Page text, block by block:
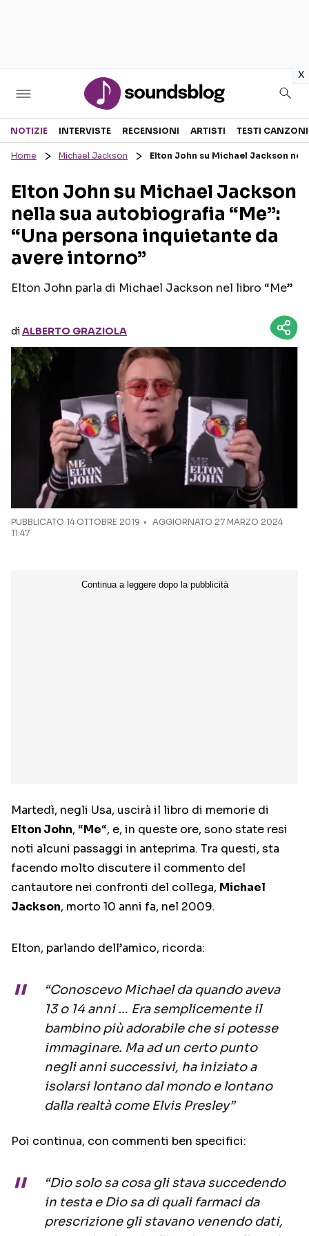
x
Sezioni
RECENSIONI MUSICALI
INTERVISTE
GOSSIP E CURIOSITÀ
TESTI CANZONI
TOUR ED EVENTI
TALENT SHOW
Seguici sui social
NOTIZIE INTERVISTE RECENSIONI ARTISTI TESTI CANZONI
Home Michael Jackson Elton John su Michael Jackson
Elton John su Michael Jackson
nella sua autobiografia “Me”:
“Una persona inquietante da
avere intorno”
Elton John parla di Michael Jackson nel libro “Me”
diALBERTO GRAZIOLA
PUBBLICATO 14 OTTOBRE 2019
AGGIORNATO 27 MARZO 2024
11:47
Martedì, negli Usa, uscirà il libro di memorie di
Elton John, “Me“, e, in queste ore, sono state resi
noti alcuni passaggi in anteprima. Tra questi, sta
facendo molto discutere il commento del
cantautore nei confronti del collega, Michael
Jackson, morto 10 anni fa, nel 2009.
Elton, parlando dell’amico, ricorda:
“Conoscevo Michael da quando aveva
13 o 14 anni … Era semplicemente il
bambino più adorabile che si potesse
immaginare. Ma ad un certo punto
negli anni successivi, ha iniziato a
isolarsi lontano dal mondo e lontano
dalla realtà come Elvis Presley”
Poi continua, con commenti ben specifici:
“Dio solo sa cosa gli stava succedendo
in testa e Dio sa di quali farmaci da
prescrizione gli stavano venendo dati,